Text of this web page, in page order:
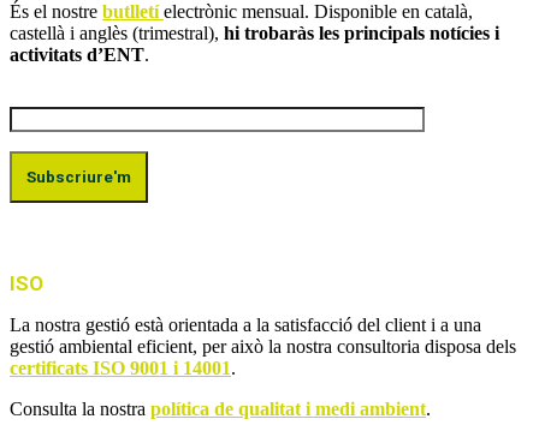
És el nostre butlletí electrònic mensual. Disponible en català,
castellà i anglès (trimestral), hi trobaràs les principals notícies i
activitats d’ENT.
ISO
La nostra gestió està orientada a la satisfacció del client i a una
gestió ambiental eficient, per això la nostra consultoria disposa dels
certificats ISO 9001 i 14001.
Consulta la nostra política de qualitat i medi ambient.